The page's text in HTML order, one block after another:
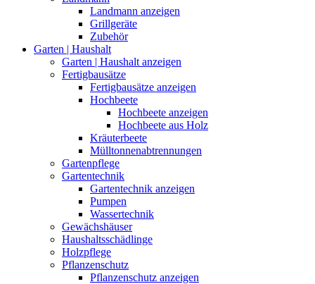
Landmann anzeigen
Grillgeräte
Zubehör
Garten | Haushalt
Garten | Haushalt anzeigen
Fertigbausätze
Fertigbausätze anzeigen
Hochbeete
Hochbeete anzeigen
Hochbeete aus Holz
Kräuterbeete
Mülltonnenabtrennungen
Gartenpflege
Gartentechnik
Gartentechnik anzeigen
Pumpen
Wassertechnik
Gewächshäuser
Haushaltsschädlinge
Holzpflege
Pflanzenschutz
Pflanzenschutz anzeigen